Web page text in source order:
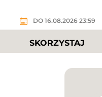
DO 16.08.2026 23:59
SKORZYSTAJ